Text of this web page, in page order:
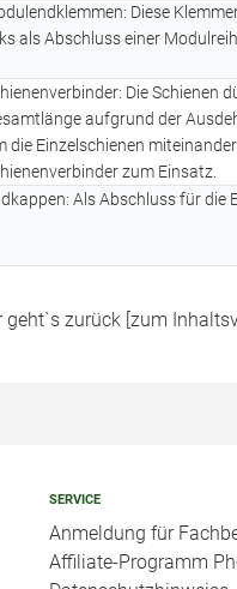
Diese
als Abschluss einer
Die Schienen
aufgrund der
die Einzelschienen
zum Einsatz.
Als Abschluss für die
geht`s zurück [zum
SERVICE
Anmeldung für
Affiliate-Programm